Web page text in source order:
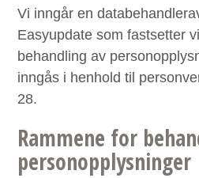
Vi inngår en
Easyupdate som fastsetter
behandling av
inngås i henhold til
28.
Rammene for
personopplysninger